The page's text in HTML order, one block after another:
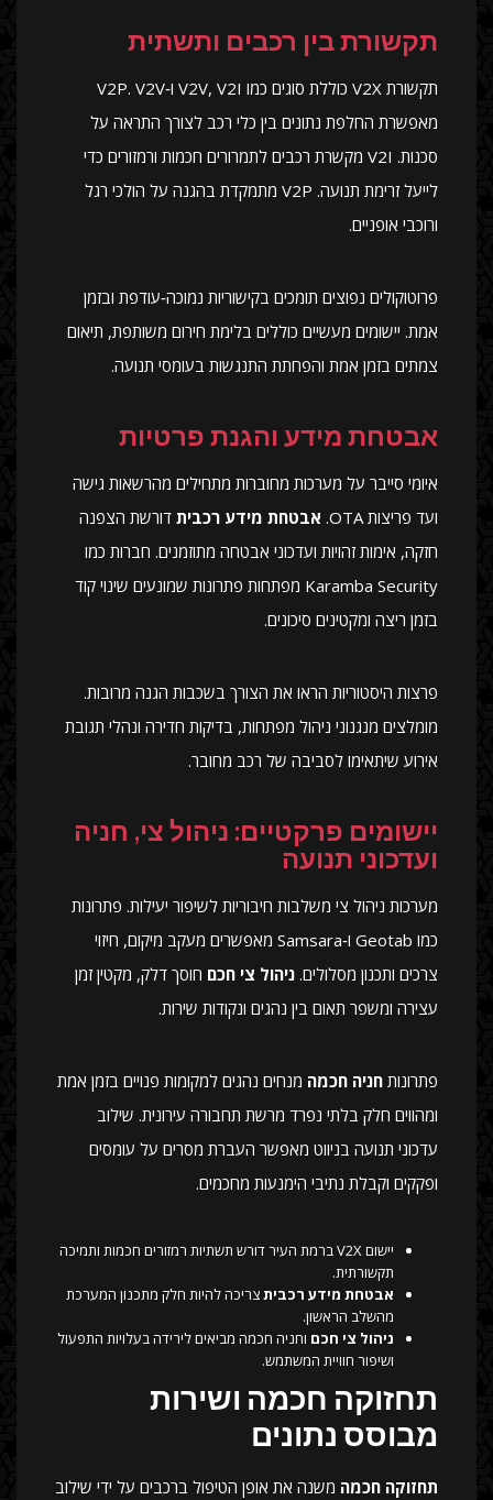
תקשורת בין רכבים ותשתית
תקשורת V2X כוללת סוגים כמו V2V, V2I ו‑V2P. V2V
מאפשרת החלפת נתונים בין כלי רכב לצורך התראה על
סכנות. V2I מקשרת רכבים לתמרורים חכמות ורמזורים כדי
לייעל זרימת תנועה. V2P מתמקדת בהגנה על הולכי רגל
ורוכבי אופניים.
פרוטוקולים נפוצים תומכים בקישוריות נמוכה‑עודפת ובזמן
אמת. יישומים מעשיים כוללים בלימת חירום משותפת, תיאום
צמתים בזמן אמת והפחתת התנגשות בעומסי תנועה.
אבטחת מידע והגנת פרטיות
איומי סייבר על מערכות מחוברות מתחילים מהרשאות גישה
ועד פריצות OTA.
אבטחת מידע רכבית דורשת הצפנה
חזקה, אימות זהויות ועדכוני אבטחה מתוזמנים. חברות כמו
Karamba Security מפתחות פתרונות שמונעים שינוי קוד
בזמן ריצה ומקטינים סיכונים.
פרצות היסטוריות הראו את הצורך בשכבות הגנה מרובות.
מומלצים מנגנוני ניהול מפתחות, בדיקות חדירה ונהלי תגובת
אירוע שיתאימו לסביבה של רכב מחובר.
יישומים פרקטיים: ניהול צי, חניה
ועדכוני תנועה
מערכות ניהול צי משלבות חיבוריות לשיפור יעילות. פתרונות
כמו Geotab ו‑Samsara מאפשרים מעקב מיקום, חיזוי
צרכים ותכנון מסלולים. ניהול צי חכם חוסך דלק, מקטין זמן
עצירה ומשפר תאום בין נהגים ונקודות שירות.
פתרונות חניה חכמה מנחים נהגים למקומות פנויים בזמן אמת
ומהווים חלק בלתי נפרד מרשת תחבורה עירונית. שילוב
עדכוני תנועה בניווט מאפשר העברת מסרים על עומסים
ופקקים וקבלת נתיבי הימנעות מחכמים.
יישום V2X ברמת העיר דורש תשתיות רמזורים חכמות ותמיכה
תקשורתית.
אבטחת מידע רכביתצריכה להיות חלק מתכנון המערכת
מהשלב הראשון.
ניהול צי חכם וחניה חכמה מביאים לירידה בעלויות התפעול
ושיפור חוויית המשתמש.
תחזוקה חכמה ושירות
מבוסס נתונים
תחזוקה חכמה משנה את אופן הטיפול ברכבים על ידי שילוב